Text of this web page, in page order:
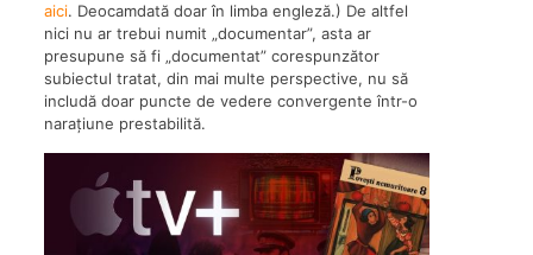
aici. Deocamdată doar în limba engleză.) De altfel
nici nu ar trebui numit „documentar”, asta ar
presupune să fi „documentat” corespunzător
subiectul tratat, din mai multe perspective, nu să
includă doar puncte de vedere convergente într-o
narațiune prestabilită.